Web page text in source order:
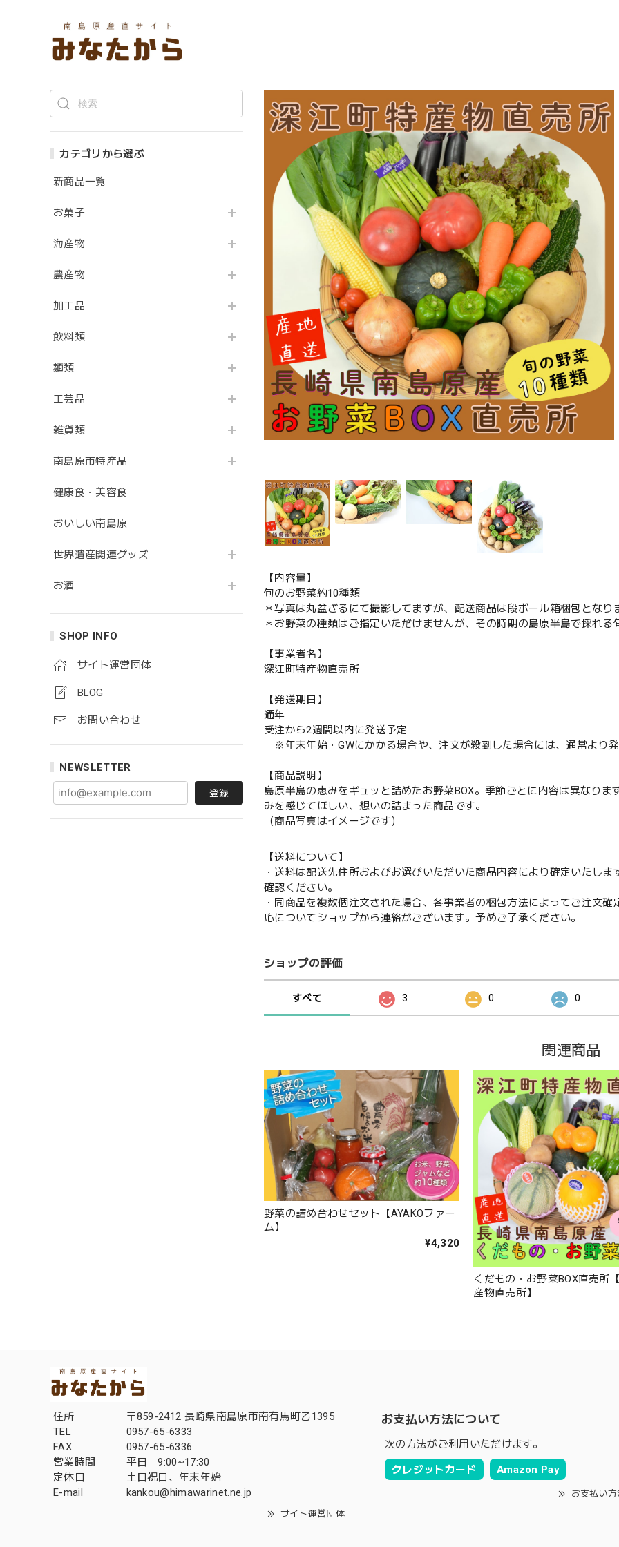
カテゴリから選ぶ
新商品一覧
お菓子
海産物
農産物
加工品
飲料類
麺類
工芸品
雑貨類
南島原市特産品
健康食・美容食
おいしい南島原
世界遺産関連グッズ
お酒
SHOP INFO
サイト運営団体
BLOG
お問い合わせ
NEWSLETTER
登録
【内容量】
旬のお野菜約10種類
＊写真は丸盆ざるにて撮影してますが、配送商品は段ボール箱梱包となり
＊お野菜の種類はご指定いただけませんが、その時期の島原半島で採れる
【事業者名】
深江町特産物直売所
【発送期日】
通年
受注から2週間以内に発送予定
※年末年始・GWにかかる場合や、注文が殺到した場合には、通常より
【商品説明】
島原半島の恵みをギュッと詰めたお野菜BOX。季節ごとに内容は異なり
みを感じてほしい、想いの詰まった商品です。
（商品写真はイメージです）
【送料について】
・送料は配送先住所およびお選びいただいた商品内容により確定いたし
確認ください。
・同商品を複数個注文された場合、各事業者の梱包方法によってご注文
応についてショップから連絡がございます。予めご了承ください。
ショップの評価
すべて 3 0 0
関連商品
野菜の詰め合わせセット【AYAKOファー
ム】
¥4,320
くだもの・お野菜BOX直売所
産物直売所】
住所
〒859-2412 長崎県南島原市南有馬町乙1395
TEL
0957-65-6333
FAX
0957-65-6336
営業時間
平日 9:00~17:30
定休日
土日祝日、年末年始
E-mail
kankou@himawarinet.ne.jp
サイト運営団体
お支払い方法について
次の方法がご利用いただけます。
クレジットカード Amazon Pay
お支払い